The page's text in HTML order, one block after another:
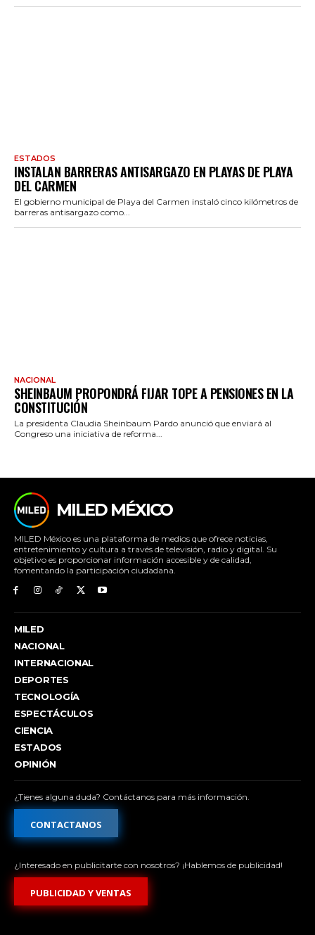
ESTADOS
INSTALAN BARRERAS ANTISARGAZO EN PLAYAS DE PLAYA
DEL CARMEN
El gobierno municipal de Playa del Carmen instaló cinco kilómetros de
barreras antisargazo como...
NACIONAL
SHEINBAUM PROPONDRÁ FIJAR TOPE A PENSIONES EN LA
CONSTITUCIÓN
La presidenta Claudia Sheinbaum Pardo anunció que enviará al
Congreso una iniciativa de reforma...
MILED MÉXICO
MILED México es una plataforma de medios que ofrece noticias,
entretenimiento y cultura a través de televisión, radio y digital. Su
objetivo es proporcionar información accesible y de calidad,
fomentando la participación ciudadana.
MILED
NACIONAL
INTERNACIONAL
DEPORTES
TECNOLOGÍA
ESPECTÁCULOS
CIENCIA
ESTADOS
OPINIÓN
¿Tienes alguna duda? Contáctanos para más información.
CONTACTANOS
¿Interesado en publicitarte con nosotros? ¡Hablemos de publicidad!
PUBLICIDAD Y VENTAS